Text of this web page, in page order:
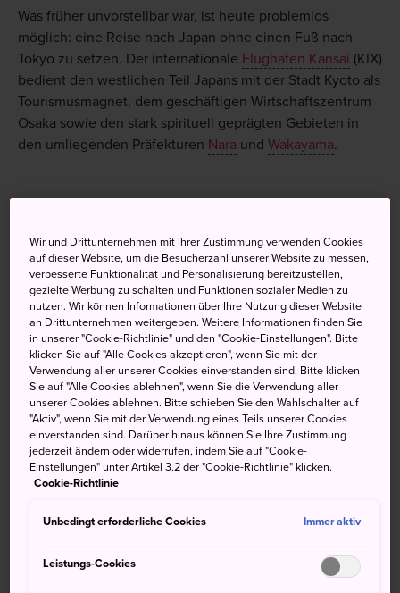
Was früher unvorstellbar war, ist heute problemlos
möglich: eine Reise nach Japan ohne einen Fuß nach
Tokyo zu setzen. Der internationale Flughafen Kansai (KIX)
bedient den westlichen Teil Japans mit der Stadt Kyoto als
Tourismusmagnet, dem geschäftigen Wirtschaftszentrum
Osaka sowie den stark spirituell geprägten Gebieten in
den umliegenden Präfekturen Nara und Wakayama.
Mit dem Zug vom Kansai Airport
nach Osaka
Der Flughafen liegt etwa 50 Minuten von Shin-Osaka,
dem Verkehrsknoten für Shinkansen, und ungefähr 100
Minuten vom BahnhofKyoto entfernt. JR Limited Express
und Rapid Trains verkehren häufig zwischen dem
Flughafen und dem Zentrum von Osaka, sie benötigen
etwas über 30 Minuten. Die Kansai Airport Station
befindet sich im Terminal 1 des Kansai Flughafen. Weitere
Informationen über verfügbare Ziele und die benötigte
Zeit finden Japanreisende auch hier:Internationaler
Flughafen Kansai: Erreichbarkeit mit dem Zug
Vom Kansai Airport mit dem Bus
ins Zentrum von Osaka
Wir und Drittunternehmen mit Ihrer Zustimmung verwenden Cookies
auf dieser Website, um die Besucherzahl unserer Website zu messen,
verbesserte Funktionalität und Personalisierung bereitzustellen,
gezielte Werbung zu schalten und Funktionen sozialer Medien zu
nutzen. Wir können Informationen über Ihre Nutzung dieser Website
an Drittunternehmen weitergeben. Weitere Informationen finden Sie
in unserer "Cookie-Richtlinie" und den "Cookie-Einstellungen". Bitte
klicken Sie auf "Alle Cookies akzeptieren", wenn Sie mit der
Verwendung aller unserer Cookies einverstanden sind. Bitte klicken
Sie auf "Alle Cookies ablehnen", wenn Sie die Verwendung aller
unserer Cookies ablehnen. Bitte schieben Sie den Wahlschalter auf
"Aktiv", wenn Sie mit der Verwendung eines Teils unserer Cookies
einverstanden sind. Darüber hinaus können Sie Ihre Zustimmung
jederzeit ändern oder widerrufen, indem Sie auf "Cookie-
Einstellungen" unter Artikel 3.2 der "Cookie-Richtlinie" klicken.
Cookie-Richtlinie
Unbedingt erforderliche Cookies Immer aktiv
Leistungs-Cookies